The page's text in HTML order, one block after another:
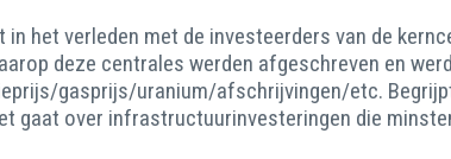
het verleden met de investeerders van de
deze centrales werden afgeschreven en
gasprijs/uranium/afschrijvingen/etc.
gaat over infrastructuurinvesteringen die